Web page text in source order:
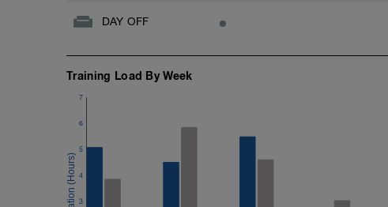
DAY OFF
Training Load By Week
3
4
5
6
7